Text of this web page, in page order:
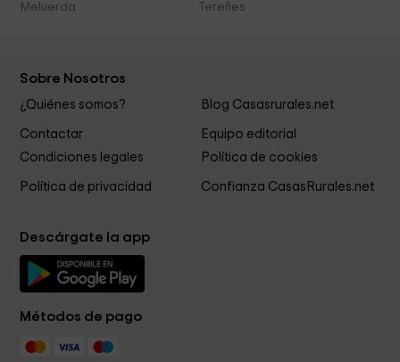
Meluerda
Tereñes
Sobre Nosotros
¿Quiénes somos? Blog Casasrurales.net
Contactar
Equipo editorial
Condiciones legales
Política de cookies
Política de privacidad Confianza CasasRurales.net
Descárgate la app
Métodos de pago